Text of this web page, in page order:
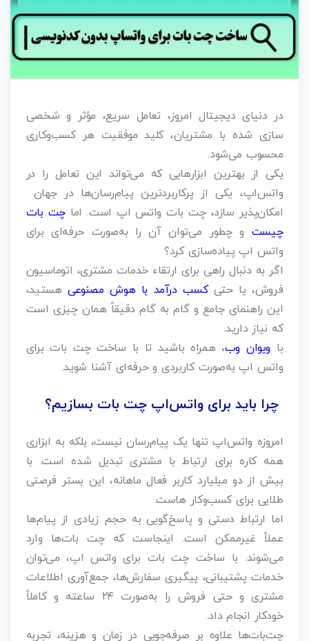
در دنیای دیجیتال امروز، تعامل سریع، مؤثر و شخصی‌
سازی‌ شده با مشتریان، کلید موفقیت هر کسب‌وکاری
محسوب می‌شود.
یکی از بهترین ابزارهایی که می‌تواند این تعامل را در
واتس‌اپ، یکی از پرکاربردترین پیام‌رسان‌ها در جهان
امکان‌پذیر سازد، چت بات واتس اپ است. اما چت بات
چیست و چطور می‌توان آن را به‌صورت حرفه‌ای برای
واتس اپ پیاده‌سازی کرد؟
اگر به دنبال راهی برای ارتقاء خدمات مشتری، اتوماسیون
فروش، یا حتیکسب درآمد با هوش مصنوعیهستید،
این راهنمای جامع و گام به گام دقیقاً همان چیزی است
که نیاز دارید.
با ویوان وب، همراه باشید تا با ساخت چت بات برای
واتس اپ به‌صورت کاربردی و حرفه‌ای آشنا شوید.
چرا باید برای واتس‌اپ چت بات بسازیم؟
امروزه واتس‌اپ تنها یک پیام‌رسان نیست، بلکه به ابزاری
همه‌ کاره برای ارتباط با مشتری تبدیل شده است. با
بیش از دو میلیارد کاربر فعال ماهانه، این بستر فرصتی
طلایی برای کسب‌وکار هاست.
اما ارتباط دستی و پاسخ‌گویی به حجم زیادی از پیام‌ها
عملاً غیرممکن است. اینجاست که چت بات‌ها وارد
می‌شوند. با ساخت چت بات برای واتس اپ، می‌توان
خدمات پشتیبانی، پیگیری سفارش‌ها، جمع‌آوری اطلاعات
مشتری و حتی فروش را به‌صورت ۲۴ ساعته و کاملاً
خودکار انجام داد.
چت‌بات‌ها علاوه بر صرفه‌جویی در زمان و هزینه، تجربه